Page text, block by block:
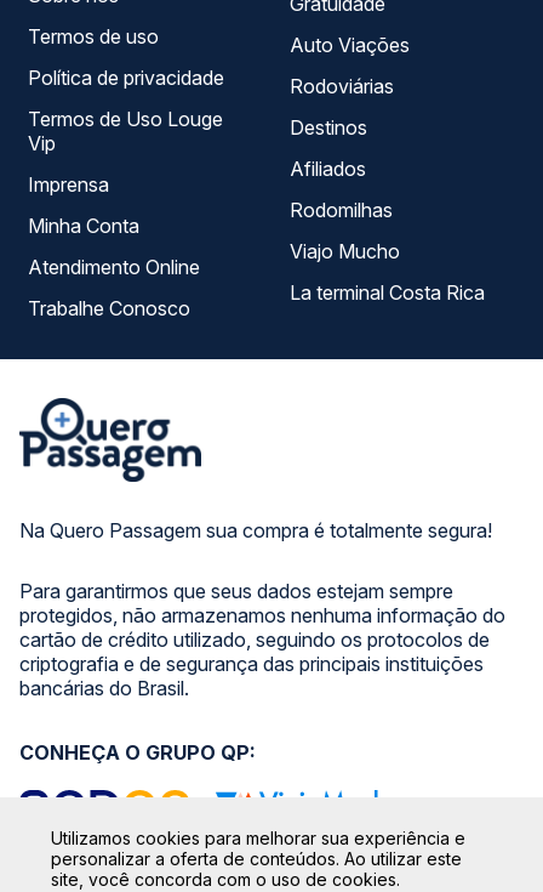
Na Quero Passagem sua compra é totalmente segura!
Para garantirmos que seus dados estejam sempre
protegidos, não armazenamos nenhuma informação do
cartão de crédito utilizado, seguindo os protocolos de
criptografia e de segurança das principais instituições
bancárias do Brasil.
Termos de uso
Política de privacidade
Termos de Uso Louge
Vip
Imprensa
Minha Conta
Atendimento Online
Trabalhe Conosco
Auto Viações
Rodoviárias
Destinos
Afiliados
Rodomilhas
Viajo Mucho
La terminal Costa Rica
CONHEÇA O GRUPO QP:
Utilizamos cookies para melhorar sua experiência e
personalizar a oferta de conteúdos. Ao utilizar este
site, você concorda com o uso de cookies.